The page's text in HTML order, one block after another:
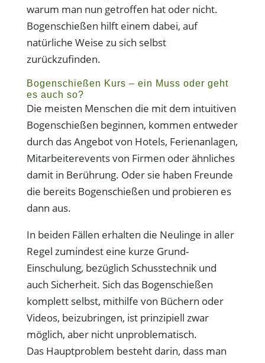
warum man nun getroffen hat oder nicht.
Bogenschießen hilft einem dabei, auf
natürliche Weise zu sich selbst
zurückzufinden.
Bogenschießen Kurs – ein Muss oder geht
es auch so?
Die meisten Menschen die mit dem intuitiven
Bogenschießen beginnen, kommen entweder
durch das Angebot von Hotels, Ferienanlagen,
Mitarbeiterevents von Firmen oder ähnliches
damit in Berührung. Oder sie haben Freunde
die bereits Bogenschießen und probieren es
dann aus.
In beiden Fällen erhalten die Neulinge in aller
Regel zumindest eine kurze Grund-
Einschulung, bezüglich Schusstechnik und
auch Sicherheit. Sich das Bogenschießen
komplett selbst, mithilfe von Büchern oder
Videos, beizubringen, ist prinzipiell zwar
möglich, aber nicht unproblematisch.
Das Hauptproblem besteht darin, dass man